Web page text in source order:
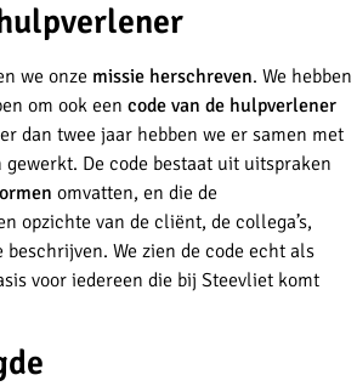
we onze missie herschreven. We hebben
om ook een code van de hulpverlener
dan twee jaar hebben we er samen met
De code bestaat uit uitspraken
omvatten, en die de
opzichte van de cliënt, de collega’s,
We zien de code echt als
voor iedereen die bij Steevliet komt